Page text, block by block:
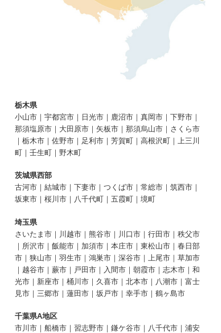
栃木県
小山市｜宇都宮市｜日光市｜鹿沼市｜真岡市｜下野市｜
那須塩原市｜大田原市｜矢板市｜那須烏山市｜さくら市
｜栃木市｜佐野市｜足利市｜芳賀町｜高根沢町｜上三川
町｜壬生町｜野木町
茨城県西部
古河市｜結城市｜下妻市｜つくば市｜常総市｜筑西市｜
坂東市｜桜川市｜八千代町｜五霞町｜境町
埼玉県
さいたま市｜川越市｜熊谷市｜川口市｜行田市｜秩父市
｜所沢市｜飯能市｜加須市｜本庄市｜東松山市｜春日部
市｜狭山市｜羽生市｜鴻巣市｜深谷市｜上尾市｜草加市
｜越谷市｜蕨市｜戸田市｜入間市｜朝霞市｜志木市｜和
光市｜新座市｜桶川市｜久喜市｜北本市｜八潮市｜富士
見市｜三郷市｜蓮田市｜坂戸市｜幸手市｜鶴ヶ島市
千葉県A地区
市川市｜船橋市｜習志野市｜鎌ケ谷市｜八千代市｜浦安